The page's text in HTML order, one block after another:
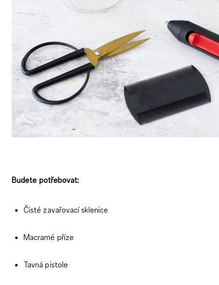
Budete potřebovat:
Čisté zavařovací sklenice
Macramé příze
Tavná pistole